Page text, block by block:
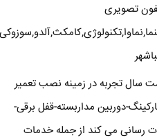
تصویری
سال تجربه در زمینه نصب تعمیر
دوربین مداربسته-قفل برقی-
رسانی می کند از جمله خدمات